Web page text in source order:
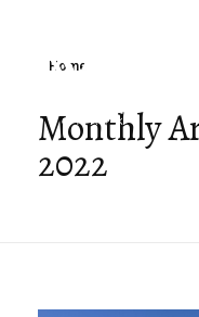
Home
Monthly
2022